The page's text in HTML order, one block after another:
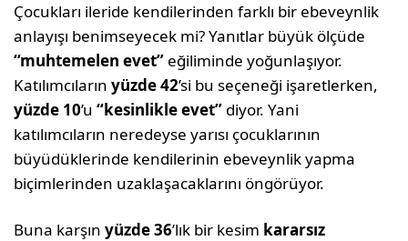
Çocukları ileride kendilerinden farklı bir ebeveynlik
anlayışı benimseyecek mi? Yanıtlar büyük ölçüde
“muhtemelen evet” eğiliminde yoğunlaşıyor.
Katılımcılarınyüzde 42’si bu seçeneği işaretlerken,
yüzde 10’u“kesinlikle evet” diyor. Yani
katılımcıların neredeyse yarısı çocuklarının
büyüdüklerinde kendilerinin ebeveynlik yapma
biçimlerinden uzaklaşacaklarını öngörüyor.
Buna karşınyüzde 36’lık bir kesim kararsız